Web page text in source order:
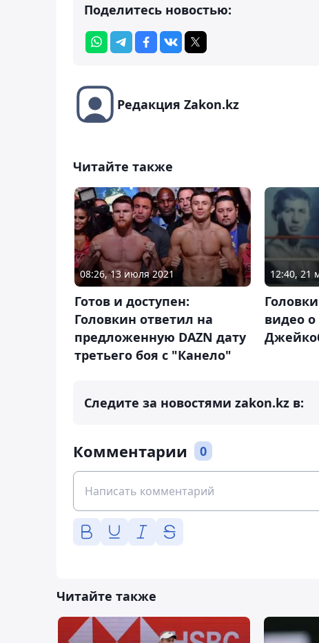
Поделитесь новостью:
Редакция Zakon.kz
Читайте также
08:26, 13 июля 2021
Готов и доступен:
Головкин ответил на
предложенную DAZN дату
третьего боя с "Канело"
12:40, 21
видео о
Следите за новостями zakon.kz в:
Комментарии 0
Читайте также